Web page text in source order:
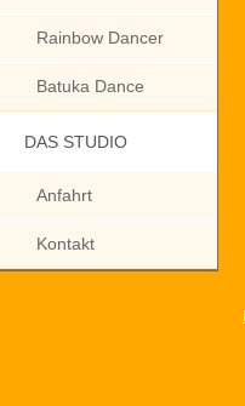
Rainbow Dancer
Batuka Dance
DAS STUDIO
Anfahrt
Kontakt